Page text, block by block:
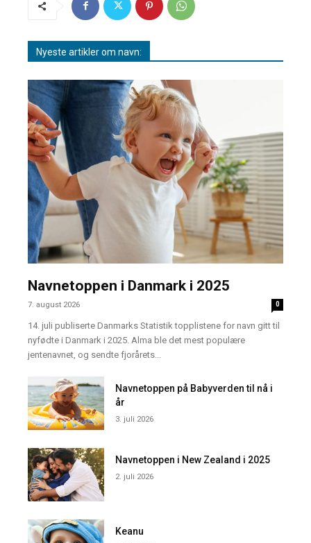
Nyeste artikler om navn:
Navnetoppen i Danmark i 2025
7. august 2026 0
14. juli publiserte Danmarks Statistik topplistene for navn gitt til
nyfødte i Danmark i 2025. Alma ble det mest populære
jentenavnet, og sendte fjorårets...
Navnetoppen på Babyverden til nå i
år
3. juli 2026
Navnetoppen i New Zealand i 2025
2. juli 2026
Keanu